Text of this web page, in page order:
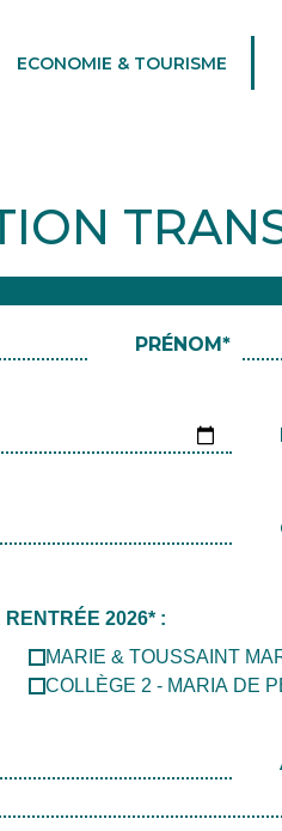
ECONOMIE & TOURISME
PRÉNOM*
2026* :
MARIE & TOUSSAINT
COLLÈGE 2 - MARIA DE